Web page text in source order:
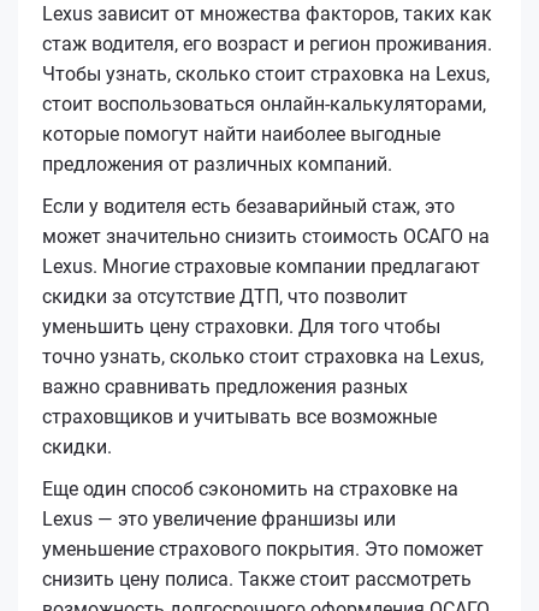
Lexus зависит от множества факторов, таких как
стаж водителя, его возраст и регион проживания.
Чтобы узнать, сколько стоит страховка на Lexus,
стоит воспользоваться онлайн-калькуляторами,
которые помогут найти наиболее выгодные
предложения от различных компаний.
Если у водителя есть безаварийный стаж, это
может значительно снизить стоимость ОСАГО на
Lexus. Многие страховые компании предлагают
скидки за отсутствие ДТП, что позволит
уменьшить цену страховки. Для того чтобы
точно узнать, сколько стоит страховка на Lexus,
важно сравнивать предложения разных
страховщиков и учитывать все возможные
скидки.
Еще один способ сэкономить на страховке на
Lexus — это увеличение франшизы или
уменьшение страхового покрытия. Это поможет
снизить цену полиса. Также стоит рассмотреть